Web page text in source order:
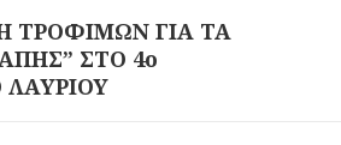
ΤΡΟΦΙΜΩΝ ΓΙΑ ΤΑ
ΣΤΟ 4ο
ΛΑΥΡΙΟΥ